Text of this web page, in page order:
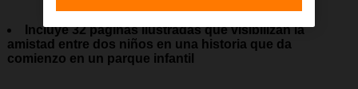
Incluye 32 páginas ilustradas que visibilizan la
amistad entre dos niños en una historia que da
comienzo en un parque infantil